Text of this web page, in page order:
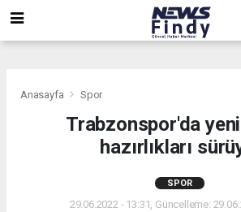
Anasayfa Spor
Trabzonspor'da
hazırlıkları
SPOR
29.06.2022 - 13:31, Güncelleme: